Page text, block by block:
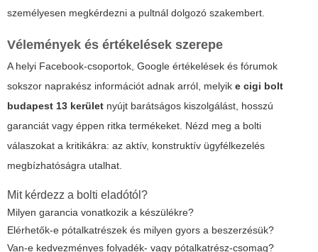
személyesen megkérdezni a pultnál dolgozó szakembert.
Vélemények és értékelések szerepe
A helyi Facebook-csoportok, Google értékelések és fórumok
sokszor naprakész információt adnak arról, melyik e cigi bolt
budapest 13 kerület nyújt barátságos kiszolgálást, hosszú
garanciát vagy éppen ritka termékeket. Nézd meg a bolti
válaszokat a kritikákra: az aktív, konstruktív ügyfélkezelés
megbízhatóságra utalhat.
Mit kérdezz a bolti eladótól?
Milyen garancia vonatkozik a készülékre?
Elérhetők-e pótalkatrészek és milyen gyors a beszerzésük?
Van-e kedvezményes folyadék- vagy pótalkatrész-csomag?